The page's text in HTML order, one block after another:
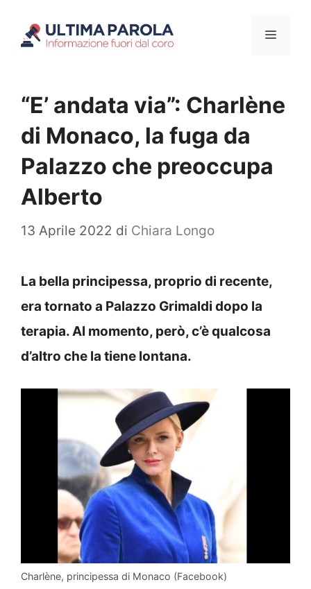
Menu
“E’ andata via”: Charlène
di Monaco, la fuga da
Palazzo che preoccupa
Alberto
13 Aprile 2022 di Chiara Longo
La bella principessa, proprio di recente,
era tornato a Palazzo Grimaldi dopo la
terapia. Al momento, però, c’è qualcosa
d’altro che la tiene lontana.
Charlène, principessa di Monaco (Facebook)